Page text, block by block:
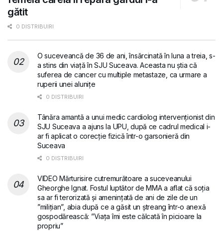
gătit
0 DISTRIBUIRI
O suceveancă de 36 de ani, însărcinată în luna a treia, s-
a stins din viață în SJU Suceava. Aceasta nu știa că
suferea de cancer cu multiple metastaze, ca urmare a
ruperii unei alunițe
0 DISTRIBUIRI
Tânăra amantă a unui medic cardiolog intervenționist din
SJU Suceava a ajuns la UPU, după ce cadrul medical i-
ar fi aplicat o corecție fizică într-o garsonieră din
Suceava
0 DISTRIBUIRI
VIDEO Mărturisire cutremurătoare a suceveanului
Gheorghe Ignat. Fostul luptător de MMA a aflat că soția
sa ar fi terorizată și amenințată de ani de zile de un
”milițian”, abia după ce a găsit un ștreang într-o anexă
gospodărească: ”Viața îmi este călcată în picioare la
propriu”